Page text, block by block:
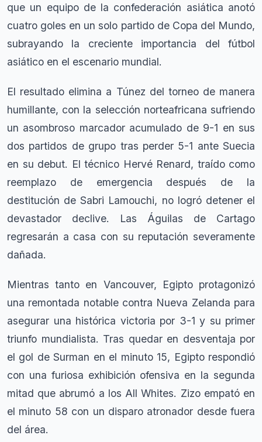
que un equipo de la confederación asiática anotó
cuatro goles en un solo partido de Copa del Mundo,
subrayando la creciente importancia del fútbol
asiático en el escenario mundial.
El resultado elimina a Túnez del torneo de manera
humillante, con la selección norteafricana sufriendo
un asombroso marcador acumulado de 9-1 en sus
dos partidos de grupo tras perder 5-1 ante Suecia
en su debut. El técnico Hervé Renard, traído como
reemplazo de emergencia después de la
destitución de Sabri Lamouchi, no logró detener el
devastador declive. Las Águilas de Cartago
regresarán a casa con su reputación severamente
dañada.
Mientras tanto en Vancouver, Egipto protagonizó
una remontada notable contra Nueva Zelanda para
asegurar una histórica victoria por 3-1 y su primer
triunfo mundialista. Tras quedar en desventaja por
el gol de Surman en el minuto 15, Egipto respondió
con una furiosa exhibición ofensiva en la segunda
mitad que abrumó a los All Whites. Zizo empató en
el minuto 58 con un disparo atronador desde fuera
del área.